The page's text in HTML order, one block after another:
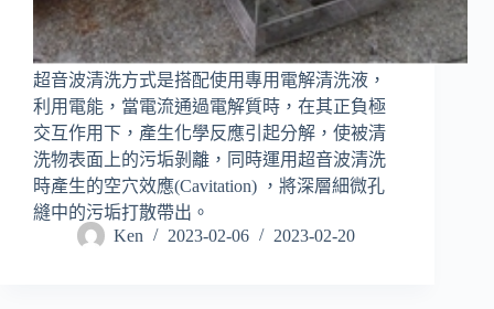
超音波清洗方式是搭配使用專用電解清洗液，
利用電能，當電流通過電解質時，在其正負極
交互作用下，產生化學反應引起分解，使被清
洗物表面上的污垢剝離，同時運用超音波清洗
時產生的空穴效應(Cavitation) ，將深層細微孔
縫中的污垢打散帶出。
Ken
2023-02-06 2023-02-20